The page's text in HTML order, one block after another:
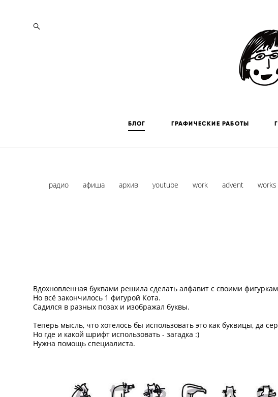
БЛОГ ГРАФИЧЕСКИЕ РАБОТЫ
радио афиша архив youtube work advent works
Вдохновленная буквами решила сделать алфавит с своими
Но всё закончилось 1 фигурой Кота.
Садился в разных позах и изображал буквы.
Теперь мысль, что хотелось бы использовать это как буквицы, да
Но где и какой шрифт использовать - загадка :)
Нужна помощь специалиста.